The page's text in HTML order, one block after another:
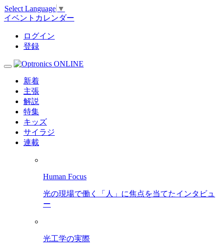
Select Language ▼
イベントカレンダー
ログイン
登録
新着
主張
解説
特集
キッズ
サイラジ
連載
Human Focus
光の現場で働く「人」に焦点を当てたインタビュ
ー
光工学の実際